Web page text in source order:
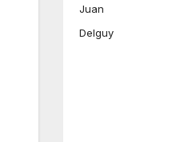
Juan
Delguy